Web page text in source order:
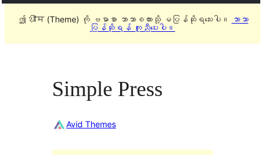
ဤ थीम (Theme) ကို ဗမာစာ ဘာသာစကားသို့ မပြန်ဆိုရသေးပါ။
ဘာသာ
ပြန်ဆိုရန် ကူညီပေးပါ။
Simple Press
Avid Themes